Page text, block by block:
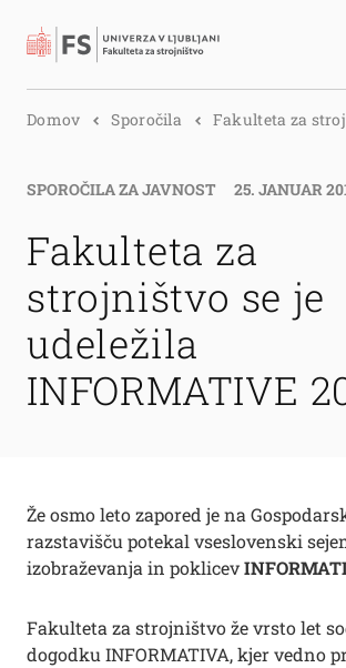
Išči
Domov Sporočila Fakulteta za
SPOROČILA ZA JAVNOST 25. JANUAR
Fakulteta za
strojništvo se je
udeležila
INFORMATIVE
Že osmo leto zapored je na
razstavišču potekal vseslovenski
izobraževanja in poklicev
Fakulteta za strojništvo že vrsto let
dogodku INFORMATIVA, kjer vedno